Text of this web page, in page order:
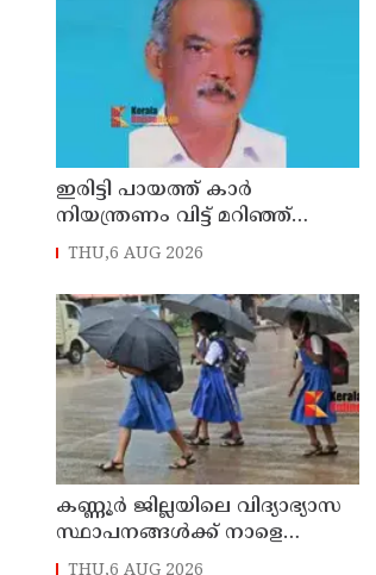
ഇരിട്ടി പായത്ത് കാർ
നിയന്ത്രണം വിട്ട് മറിഞ്ഞ്
തളിപ്പറമ്പിലെ ആദ്യ കാല
THU,6 AUG 2026
കണ്ണൂർ ജില്ലയിലെ വിദ്യാഭ്യാസ
സ്ഥാപനങ്ങള്‍ക്ക് നാളെ
(07/08/2026), അവധി
THU,6 AUG 2026